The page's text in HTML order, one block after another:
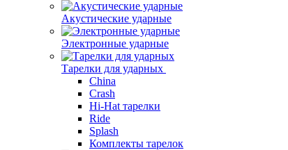
Акустические ударные
Электронные ударные
Тарелки для ударных
China
Crash
Hi-Hat тарелки
Ride
Splash
Комплекты тарелок